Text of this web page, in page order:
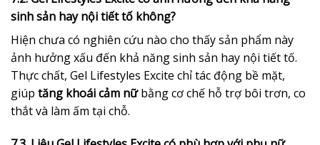
sinh sản hay nội tiết tố không?
Hiện chưa có nghiên cứu nào cho thấy sản phẩm này
ảnh hưởng xấu đến khả năng sinh sản hay nội tiết tố.
Thực chất, Gel Lifestyles Excite chỉ tác động bề mặt,
giúp tăng khoái cảm nữbằng cơ chế hỗ trợ bôi trơn, co
thắt và làm ấm tại chỗ.